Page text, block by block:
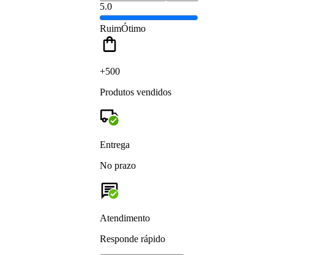
5.0
RuimÓtimo
+500
Produtos vendidos
Entrega
No prazo
Atendimento
Responde rápido